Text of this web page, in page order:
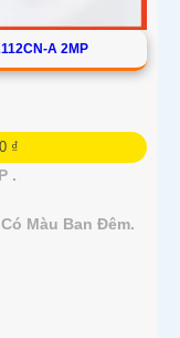
A 2MP
₫
.
Màu Ban Ðêm.